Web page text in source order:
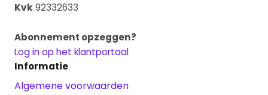
Kvk92332633
Abonnement opzeggen?
Log in op het klantportaal
Informatie
Algemene voorwaarden